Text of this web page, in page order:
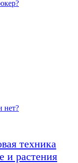
нет?
техника
и растения